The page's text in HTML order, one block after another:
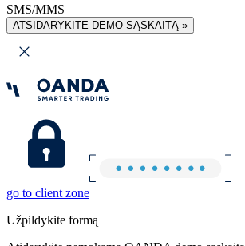
SMS/MMS
ATSIDARYKITE DEMO SĄSKAITĄ »
go to client zone
Užpildykite formą